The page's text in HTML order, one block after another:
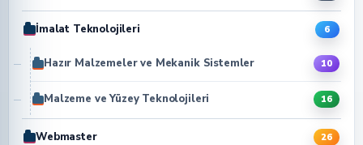
İmalat Teknolojileri 6
Hazır Malzemeler ve Mekanik Sistemler 10
Malzeme ve Yüzey Teknolojileri 16
Webmaster 26